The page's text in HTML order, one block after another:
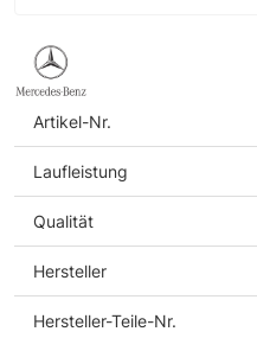
Artikel-Nr.
Laufleistung
Qualität
Hersteller
Hersteller-Teile-Nr.